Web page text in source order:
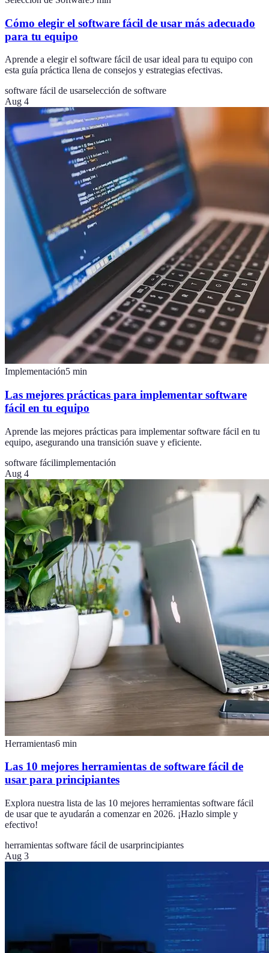
Cómo elegir el software fácil de usar más adecuado
para tu equipo
Aprende a elegir el software fácil de usar ideal para tu equipo con
esta guía práctica llena de consejos y estrategias efectivas.
software fácil de usarselección de software
Aug 4
Implementación5 min
Las mejores prácticas para implementar software
fácil en tu equipo
Aprende las mejores prácticas para implementar software fácil en tu
equipo, asegurando una transición suave y eficiente.
software fácilimplementación
Aug 4
Herramientas6 min
Las 10 mejores herramientas de software fácil de
usar para principiantes
Explora nuestra lista de las 10 mejores herramientas software fácil
de usar que te ayudarán a comenzar en 2026. ¡Hazlo simple y
efectivo!
herramientas software fácil de usarprincipiantes
Aug 3